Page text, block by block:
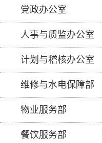
党政办公室
人事与质监办公室
计划与稽核办公室
维修与水电保障部
物业服务部
餐饮服务部